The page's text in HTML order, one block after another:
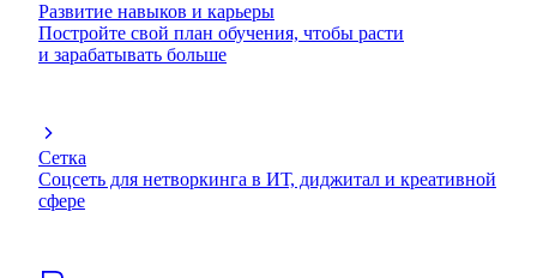
Развитие навыков и карьеры
Постройте свой план обучения, чтобы расти
и зарабатывать больше
Сетка
Соцсеть для нетворкинга в ИТ, диджитал и креативной
сфере